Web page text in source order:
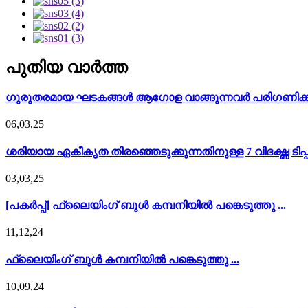
പുതിയ വാർത്ത
ഗുരുതരമായ ഘടകങ്ങൾ ആഗോള വാങ്ങുന്നവർ
06,03,25
ശരിയായ ഏകീകൃത തിരഞ്ഞെടുക്കുന്നതിനുള്ള 7 വിദഗ്ദ്ധ
03,03,25
[പകർപ്പ്] ഫ്ലൈയിംഗ് ബുൾ കമ്പനിയിൽ പങ്കെടുത്തു ...
11,12,24
ഫ്ലൈയിംഗ് ബുൾ കമ്പനിയിൽ പങ്കെടുത്തു ...
10,09,24